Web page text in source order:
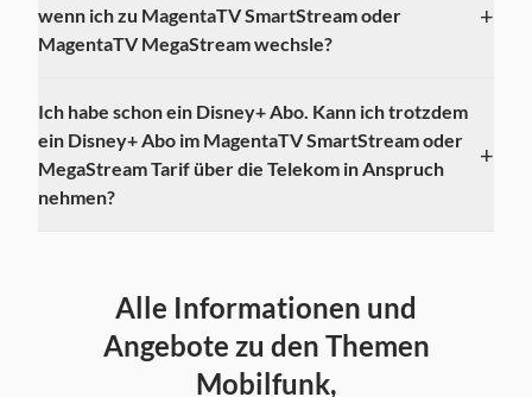
wenn ich zu MagentaTV SmartStream oder
MagentaTV MegaStream wechsle?
+
Ich habe schon ein Disney+ Abo. Kann ich trotzdem
ein Disney+ Abo im MagentaTV SmartStream oder
MegaStream Tarif über die Telekom in Anspruch
nehmen?
+
Alle Informationen und
Angebote zu den Themen
Mobilfunk,